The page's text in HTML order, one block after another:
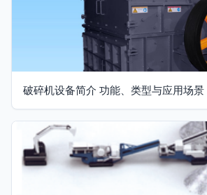
破碎机设备简介 功能、类型与应用场景